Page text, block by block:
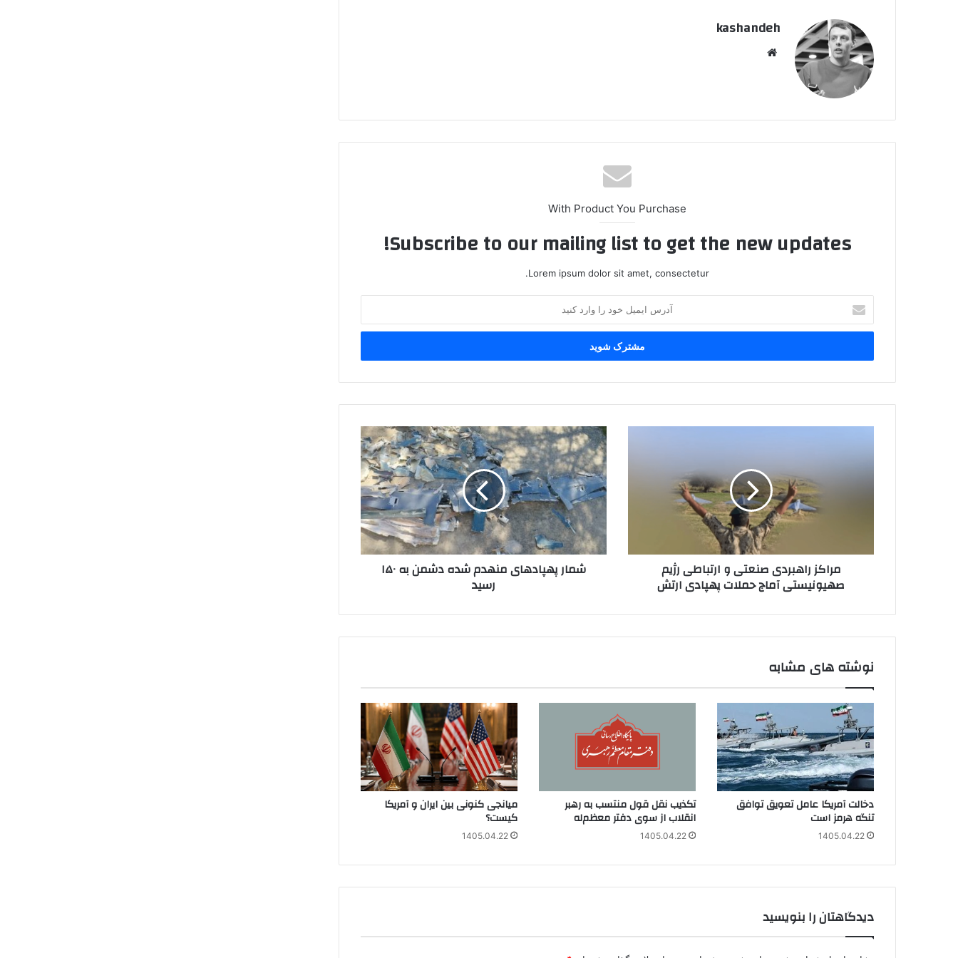
kashandeh
With Product You Purchase
Subscribe to our mailing list to get the new updates!
Lorem ipsum dolor sit amet, consectetur.
ایمیل
خود
وارد
حملات
مراکز راهبردی صنعتی و ارتباطی رژیم
صهیونیستی آماج حملات پهپادی ارتش
شمار
پهپاد‌های
منهدم
شده
دشمن
به
۱۵۰
رسید
شمار پهپاد‌های منهدم شده دشمن به ۱۵۰
رسید
نوشته های مشابه
دخالت آمریکا عامل تعویق توافق
تنگه هرمز است
1405.04.22
تکذیب نقل قول منتسب به رهبر
انقلاب از سوی دفتر معظم‌له
1405.04.22
میانجی کنونی بین ایران و آمریکا
کیست؟
1405.04.22
دیدگاهتان را بنویسید